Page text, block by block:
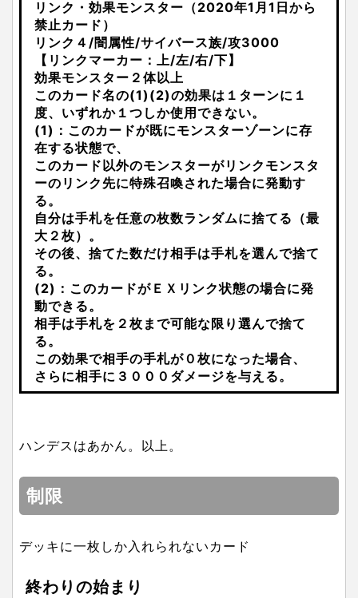
リンク・効果モンスター（2020年1月1日から
禁止カード）
リンク４/闇属性/サイバース族/攻3000
【リンクマーカー：上/左/右/下】
効果モンスター２体以上
このカード名の(1)(2)の効果は１ターンに１
度、いずれか１つしか使用できない。
(1)：このカードが既にモンスターゾーンに存
在する状態で、
このカード以外のモンスターがリンクモンスタ
ーのリンク先に特殊召喚された場合に発動す
る。
自分は手札を任意の枚数ランダムに捨てる（最
大２枚）。
その後、捨てた数だけ相手は手札を選んで捨て
る。
(2)：このカードがＥＸリンク状態の場合に発
動できる。
相手は手札を２枚まで可能な限り選んで捨て
る。
この効果で相手の手札が０枚になった場合、
さらに相手に３０００ダメージを与える。
ハンデスはあかん。以上。
制限
デッキに一枚しか入れられないカード
終わりの始まり